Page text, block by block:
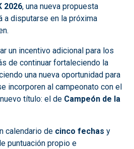
2026, una nueva propuesta
a disputarse en la próxima
un incentivo adicional para los
de continuar fortaleciendo la
una nueva oportunidad para
incorporen al campeonato con el
título: el de Campeón de la
calendario de cinco fechas y
puntuación propio e